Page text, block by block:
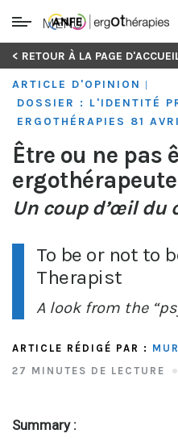
Skip
content
MENU
< RETOUR À LA PAGE
ARTICLE D'OPINION
DOSSIER : L'IDENTITÉ
ERGOTHÉRAPIES 81
Être ou ne pas
ergothérapeute
Un coup d’œil du
To be or not to
Therapist
A look from the
ARTICLE RÉDIGÉ PAR :
27 MINUTES DE LECTURE
Summary :